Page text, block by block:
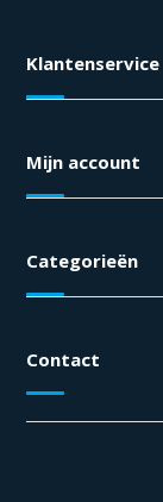
Klantenservice
Mijn account
Categorieën
Contact